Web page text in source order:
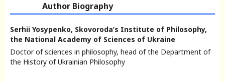
Author Biography
Serhii Yosypenko, Skovoroda’s Institute of Philosophy,
the National Academy of Sciences of Ukraine
Doctor of sciences in philosophy, head of the Department of
the History of Ukrainian Philosophy